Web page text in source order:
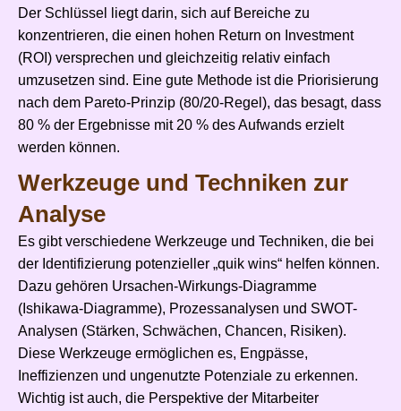
Der Schlüssel liegt darin, sich auf Bereiche zu
konzentrieren, die einen hohen Return on Investment
(ROI) versprechen und gleichzeitig relativ einfach
umzusetzen sind. Eine gute Methode ist die Priorisierung
nach dem Pareto-Prinzip (80/20-Regel), das besagt, dass
80 % der Ergebnisse mit 20 % des Aufwands erzielt
werden können.
Werkzeuge und Techniken zur
Analyse
Es gibt verschiedene Werkzeuge und Techniken, die bei
der Identifizierung potenzieller „quik wins“ helfen können.
Dazu gehören Ursachen-Wirkungs-Diagramme
(Ishikawa-Diagramme), Prozessanalysen und SWOT-
Analysen (Stärken, Schwächen, Chancen, Risiken).
Diese Werkzeuge ermöglichen es, Engpässe,
Ineffizienzen und ungenutzte Potenziale zu erkennen.
Wichtig ist auch, die Perspektive der Mitarbeiter